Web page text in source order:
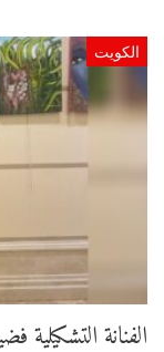
الكويت
الفنانة